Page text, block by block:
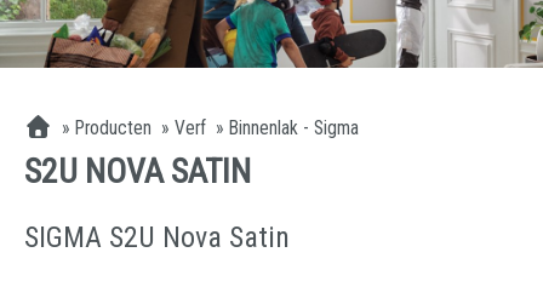
» Producten »Verf » Binnenlak - Sigma
S2U NOVA SATIN
SIGMA S2U Nova Satin